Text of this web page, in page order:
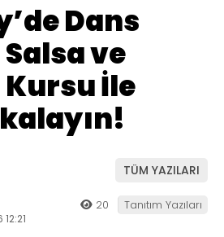
Dans
ve
İle
TÜM YAZILARI
20 Tanıtım Yazıları